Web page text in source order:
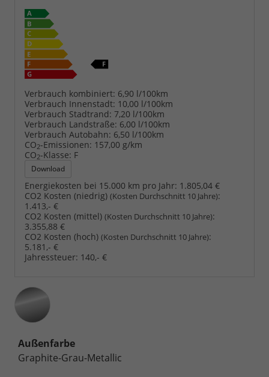
Verbrauch kombiniert: 6,90 l/100km
Verbrauch Innenstadt: 10,00 l/100km
Verbrauch Stadtrand: 7,20 l/100km
Verbrauch Landstraße: 6,00 l/100km
Verbrauch Autobahn: 6,50 l/100km
CO2-Emissionen: 157,00 g/km
CO2-Klasse: F
Download
Energiekosten bei 15.000 km pro Jahr: 1.805,04 €
CO2 Kosten (niedrig) (Kosten Durchschnitt 10 Jahre):
1.413,- €
CO2 Kosten (mittel) (Kosten Durchschnitt 10 Jahre):
3.355,88 €
CO2 Kosten (hoch) (Kosten Durchschnitt 10 Jahre):
5.181,- €
Jahressteuer: 140,- €
Außenfarbe
Graphite-Grau-Metallic